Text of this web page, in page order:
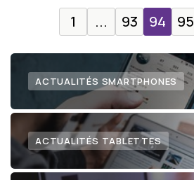
1 ... 93 94 95
ACTUALITÉS SMARTPHONES
ACTUALITÉS TABLETTES